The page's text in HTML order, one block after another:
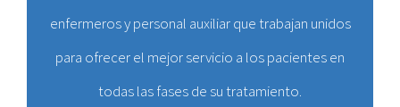
enfermeros y personal auxiliar que trabajan unidos
para ofrecer el mejor servicio a los pacientes en
todas las fases de su tratamiento.